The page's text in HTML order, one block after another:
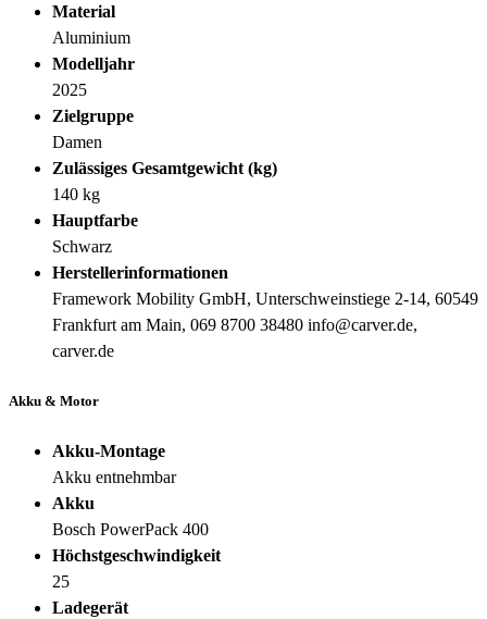
Material
Aluminium
Modelljahr
2025
Zielgruppe
Damen
Zulässiges Gesamtgewicht (kg)
140 kg
Hauptfarbe
Schwarz
Herstellerinformationen
Framework Mobility GmbH, Unterschweinstiege 2-14, 60549
Frankfurt am Main, 069 8700 38480 info@carver.de,
carver.de
Akku & Motor
Akku-Montage
Akku entnehmbar
Akku
Bosch PowerPack 400
Höchstgeschwindigkeit
25
Ladegerät